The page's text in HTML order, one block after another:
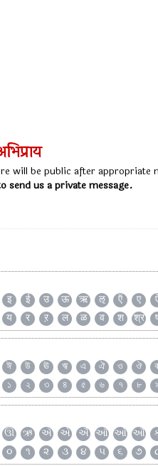
will be public after appropriate
send us a private message.
इ ई उ ऊ ऋ ऌ ऍ ए
य र ऱ ल ळ व श श्र
ঈ উ ঊ ঋ এ ঐ ও ঔ
১ ২ ৩ ৪ ৫ ৬ ৭ ৮
ઊ ઋ ઍ એ ઐ ઑ ઓ ઔ
૦ ૧ ૨ ૩ ૪ ૫ ૬ ૭